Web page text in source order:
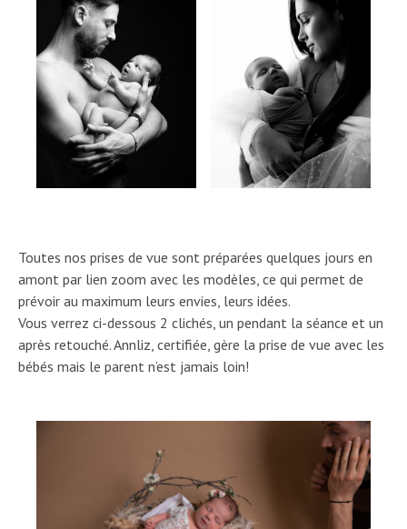
Toutes nos prises de vue sont préparées quelques jours en
amont par lien zoom avec les modèles, ce qui permet de
prévoir au maximum leurs envies, leurs idées.
Vous verrez ci-dessous 2 clichés, un pendant la séance et un
après retouché. Annliz, certifiée, gère la prise de vue avec les
bébés mais le parent n’est jamais loin!